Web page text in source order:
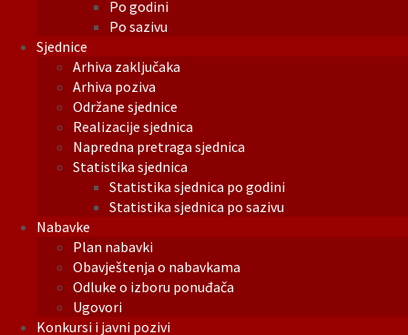
Po godini
Po sazivu
Sjednice
Arhiva zaključaka
Arhiva poziva
Održane sjednice
Realizacije sjednica
Napredna pretraga sjednica
Statistika sjednica
Statistika sjednica po godini
Statistika sjednica po sazivu
Nabavke
Plan nabavki
Obavještenja o nabavkama
Odluke o izboru ponuđača
Ugovori
Konkursi i javni pozivi